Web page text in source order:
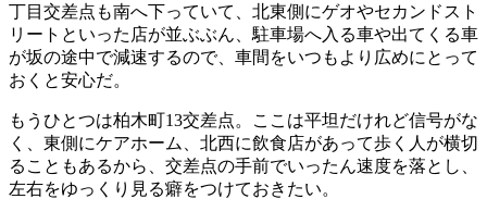
丁目交差点も南へ下っていて、北東側にゲオやセカンドスト
リートといった店が並ぶぶん、駐車場へ入る車や出てくる車
が坂の途中で減速するので、車間をいつもより広めにとって
おくと安心だ。
もうひとつは柏木町13交差点。ここは平坦だけれど信号がな
く、東側にケアホーム、北西に飲食店があって歩く人が横切
ることもあるから、交差点の手前でいったん速度を落とし、
左右をゆっくり見る癖をつけておきたい。